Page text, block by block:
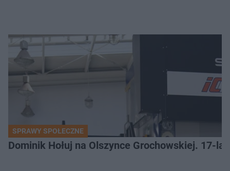
SPRAWY SPOŁECZNE
Dominik Hołuj na Olszynce Grochowskiej. 17-